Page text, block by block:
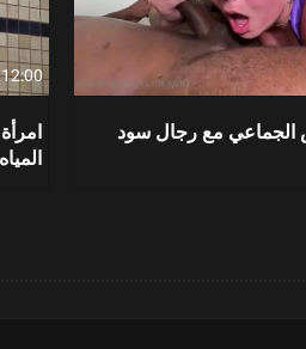
الجماعي مع رجال سود
12:00